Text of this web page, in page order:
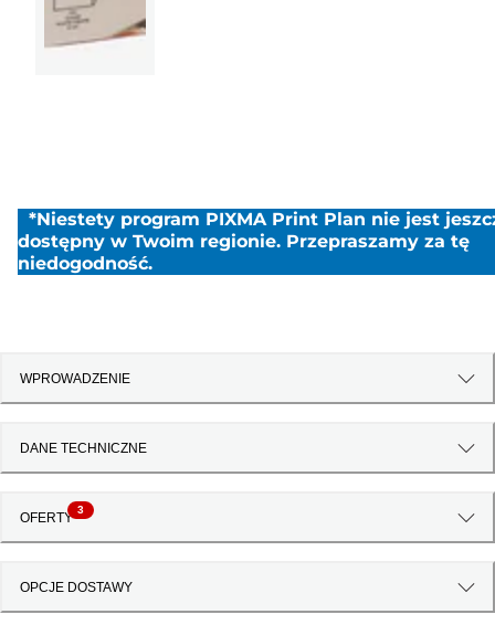
*Niestety program PIXMA Print Plan nie jest
dostępny w Twoim regionie. Przepraszamy za tę
niedogodność.
WPROWADZENIE
DANE TECHNICZNE
OFERTY
3
OPCJE DOSTAWY